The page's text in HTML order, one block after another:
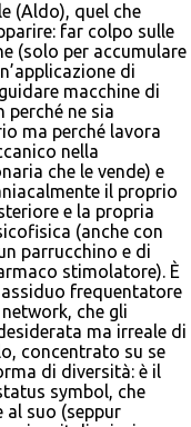
(Aldo), quel che
far colpo sulle
(solo per accumulare
di
macchine di
perché ne sia
ma perché lavora
nella
che le vende) e
il proprio
e la propria
(anche con
parrucchino e di
stimolatore). È
frequentatore
che gli
ma irreale di
concentrato su se
di diversità: è il
symbol, che
al suo (seppur